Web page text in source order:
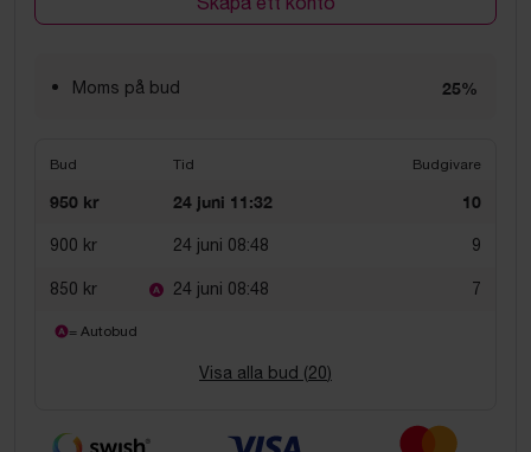
Moms på bud 25%
Bud Tid Budgivare
950 kr 24 juni 11:32 10
900 kr 24 juni 08:48 9
850 kr 24 juni 08:48 7
= Autobud
Visa alla bud (20)